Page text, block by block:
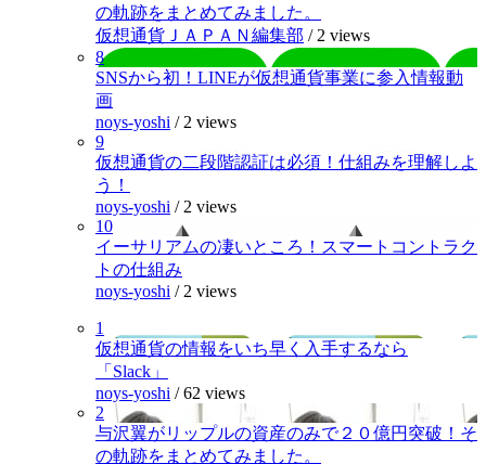
の軌跡をまとめてみました。
仮想通貨ＪＡＰＡＮ編集部 / 2 views
8
SNSから初！LINEが仮想通貨事業に参入情報動
画
noys-yoshi / 2 views
9
仮想通貨の二段階認証は必須！仕組みを理解しよ
う！
noys-yoshi / 2 views
10
イーサリアムの凄いところ！スマートコントラク
トの仕組み
noys-yoshi / 2 views
1
仮想通貨の情報をいち早く入手するなら
「Slack」
noys-yoshi /62 views
2
与沢翼がリップルの資産のみで２０億円突破！そ
の軌跡をまとめてみました。